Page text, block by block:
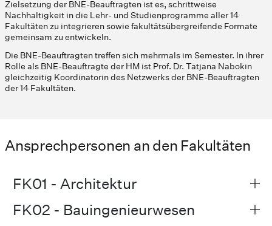
Zielsetzung der BNE-Beauftragten ist es, schrittweise
Nachhaltigkeit in die Lehr- und Studienprogramme aller 14
Fakultäten zu integrieren sowie fakultätsübergreifende Formate
gemeinsam zu entwickeln.
Die BNE-Beauftragten treffen sich mehrmals im Semester. In ihrer
Rolle als BNE-Beauftragte der HM ist Prof. Dr. Tatjana Nabokin
gleichzeitig Koordinatorin des Netzwerks der BNE-Beauftragten
der 14 Fakultäten.
Ansprechpersonen an den Fakultäten
FK01 - Architektur
FK02 - Bauingenieurwesen